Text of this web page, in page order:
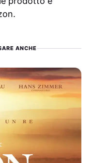
ANCHE